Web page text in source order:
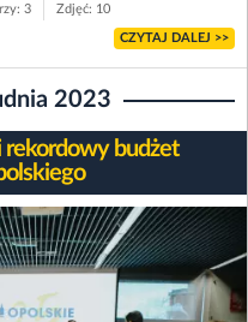
3 Zdjęć: 10
CZYTAJ DALEJ >>
2023
rekordowy budżet